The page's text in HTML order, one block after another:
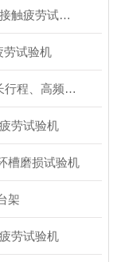
RCF 5⾼速⾼温接触疲劳试验机
劳试验机
TE33双工位、长行程、高频往复摩擦试验台架
劳试验机
槽磨损试验机
架
劳试验机